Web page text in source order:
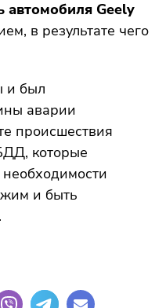
автомобиля Geely
в результате чего
и был
аварии
происшествия
которые
и быть